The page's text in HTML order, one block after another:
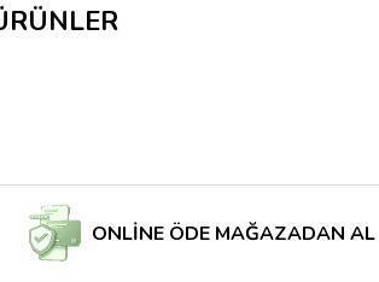
ONLİNE ÖDE MAĞAZADAN AL